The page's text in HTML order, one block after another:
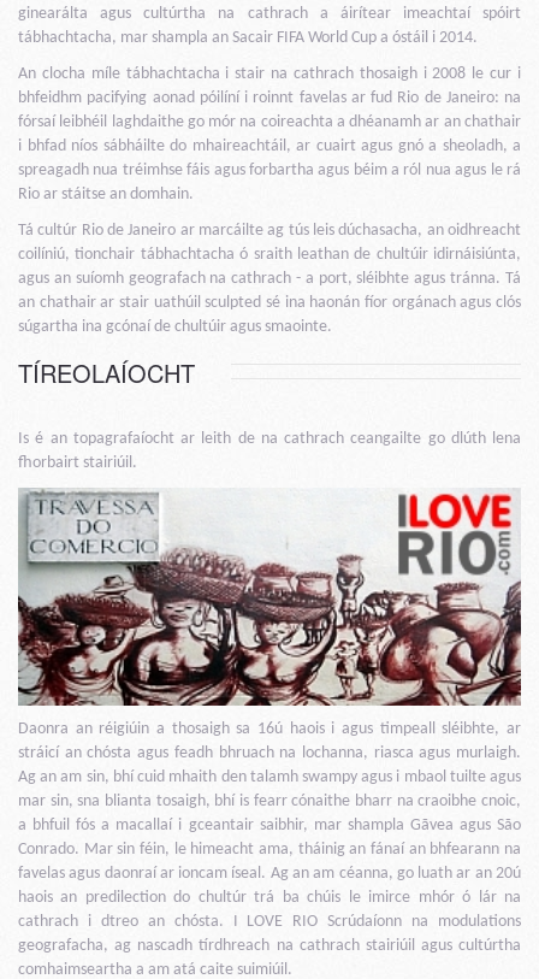
ginearálta agus cultúrtha na cathrach a áirítear imeachtaí spóirt
tábhachtacha, mar shampla an Sacair FIFA World Cup a óstáil i 2014.
An clocha míle tábhachtacha i stair na cathrach thosaigh i 2008 le cur i
bhfeidhm pacifying aonad póilíní i roinnt favelas ar fud Rio de Janeiro: na
fórsaí leibhéil laghdaithe go mór na coireachta a dhéanamh ar an chathair
i bhfad níos sábháilte do mhaireachtáil, ar cuairt agus gnó a sheoladh, a
spreagadh nua tréimhse fáis agus forbartha agus béim a ról nua agus le rá
Rio ar stáitse an domhain.
Tá cultúr Rio de Janeiro ar marcáilte ag tús leis dúchasacha, an oidhreacht
coilíniú, tionchair tábhachtacha ó sraith leathan de chultúir idirnáisiúnta,
agus an suíomh geografach na cathrach - a port, sléibhte agus tránna. Tá
an chathair ar stair uathúil sculpted sé ina haonán fíor orgánach agus clós
súgartha ina gcónaí de chultúir agus smaointe.
TÍREOLAÍOCHT
Is é an topagrafaíocht ar leith de na cathrach ceangailte go dlúth lena
fhorbairt stairiúil.
Daonra an réigiúin a thosaigh sa 16ú haois i agus timpeall sléibhte, ar
stráicí an chósta agus feadh bhruach na lochanna, riasca agus murlaigh.
Ag an am sin, bhí cuid mhaith den talamh swampy agus i mbaol tuilte agus
mar sin, sna blianta tosaigh, bhí is fearr cónaithe bharr na craoibhe cnoic,
a bhfuil fós a macallaí i gceantair saibhir, mar shampla Gãvea agus São
Conrado. Mar sin féin, le himeacht ama, tháinig an fánaí an bhfearann na
favelas agus daonraí ar ioncam íseal. Ag an am céanna, go luath ar an 20ú
haois an predilection do chultúr trá ba chúis le imirce mhór ó lár na
cathrach i dtreo an chósta. I LOVE RIO Scrúdaíonn na modulations
geografacha, ag nascadh tírdhreach na cathrach stairiúil agus cultúrtha
comhaimseartha a am atá caite suimiúil.